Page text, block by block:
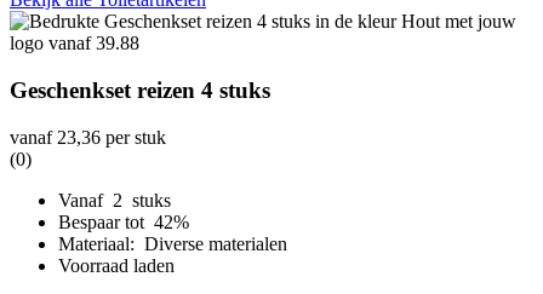
Geschenkset reizen 4 stuks
vanaf 23,36 per stuk
(0)
Vanaf 2 stuks
Bespaar tot 42%
Materiaal: Diverse materialen
Voorraad laden